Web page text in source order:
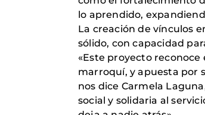
lo aprendido,
La creación de vínculos
sólido, con capacidad
«Este proyecto
marroquí, y apuesta por
nos dice Carmela
social y solidaria al